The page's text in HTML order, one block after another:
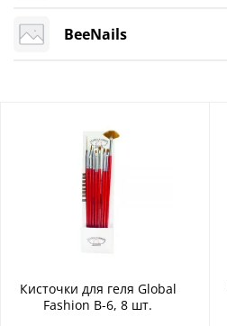
BeeNails
Кисточки для геля Global
Fashion B-6, 8 шт.